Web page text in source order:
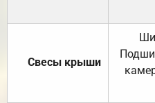
Свесы крыши